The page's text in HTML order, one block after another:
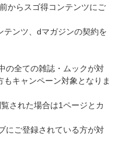
からスゴ得コンテンツにご
テンツ、dマガジンの契約を
の全ての雑誌・ムックが対
キャンペーン対象となりま
された場合は1ページとカ
にご登録されている方が対